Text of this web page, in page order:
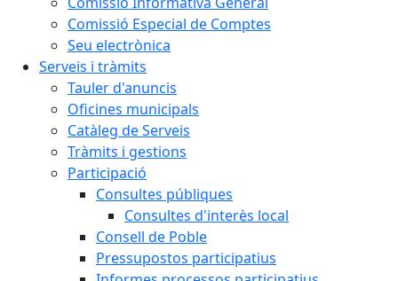
Comissió Especial de Comptes
Seu electrònica
Serveis i tràmits
Tauler d'anuncis
Oficines municipals
Catàleg de Serveis
Tràmits i gestions
Participació
Consultes públiques
Consultes d'interès local
Consell de Poble
Pressupostos participatius